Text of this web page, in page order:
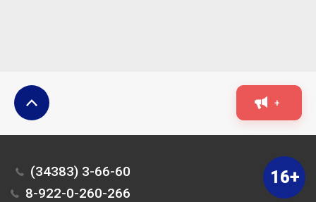
+
16+
(34383) 3-66-60
8-922-0-260-266